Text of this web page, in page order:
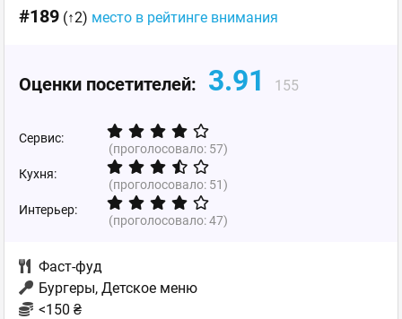
#189 (↑2) место в рейтинге внимания
Оценки посетителей: 3.91 155
Сервис:
(проголосовало: 57)
Кухня:
(проголосовало: 51)
Интерьер:
(проголосовало:47)
Фаст-фуд
Бургеры, Детское меню
<150 ₴